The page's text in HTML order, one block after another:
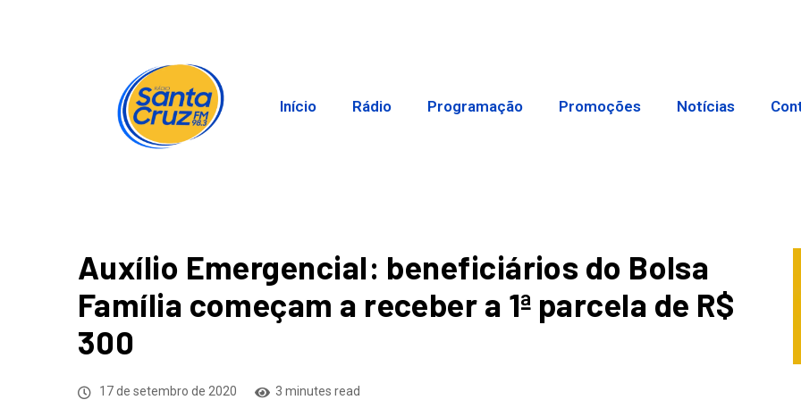
Início Rádio Programação Promoções Notícias
Auxílio Emergencial: beneficiários do Bolsa
Família começam a receber a 1ª parcela de R$
300
17 de setembro de 2020 3 minutes read